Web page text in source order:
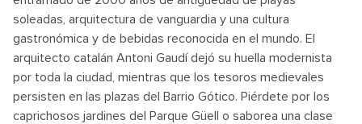
soleadas, arquitectura de vanguardia y una cultura
gastronómica y de bebidas reconocida en el mundo. El
arquitecto catalán Antoni Gaudí dejó su huella modernista
por toda la ciudad, mientras que los tesoros medievales
persisten en las plazas del Barrio Gótico. Piérdete por los
caprichosos jardines del Parque Güell o saborea una clase